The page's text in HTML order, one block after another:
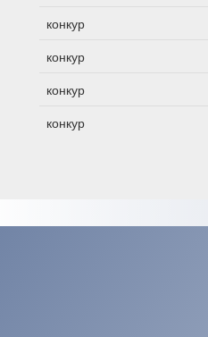
конкур
конкур
конкур
конкур